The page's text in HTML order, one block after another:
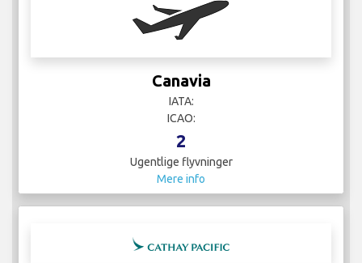
Canavia
IATA:
ICAO:
2
Ugentlige flyvninger
Mere info